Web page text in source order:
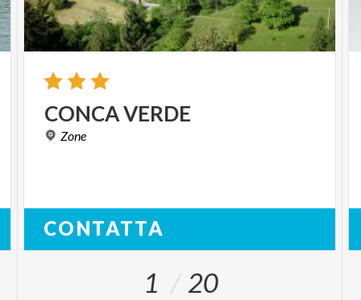
CONCAVERDE
Zone
CONTATTA
1 20